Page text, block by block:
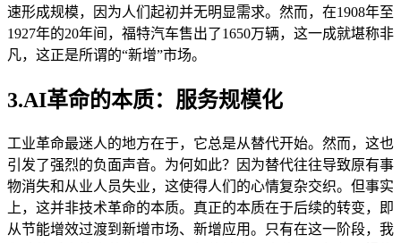
速形成规模，因为人们起初并无明显需求。然而，在1908年至
1927年的20年间，福特汽车售出了1650万辆，这一成就堪称非
凡，这正是所谓的“新增”市场。
3.AI革命的本质：服务规模化
工业革命最迷人的地方在于，它总是从替代开始。然而，这也
引发了强烈的负面声音。为何如此？因为替代往往导致原有事
物消失和从业人员失业，这使得人们的心情复杂交织。但事实
上，这并非技术革命的本质。真正的本质在于后续的转变，即
从节能增效过渡到新增市场、新增应用。只有在这一阶段，我